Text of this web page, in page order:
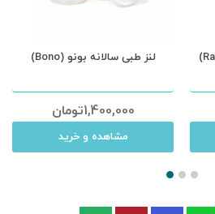
لنز طبی سالانه بونو (Bono)
1,400,000تومان
مشاهده و خرید